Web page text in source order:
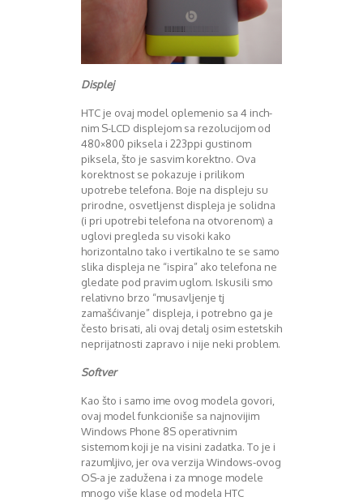
Novembar 2016
Februar 2017
Maj 2017
Juli 2017
August 2017
Oktobar 2017
Novembar 2017
Decembar 2017
Juni 2018
August 2018
Oktobar 2018
Novembar 2018
Juni 2019
Juli 2019
Februar 2020
April 2020
Displej
HTC je ovaj model oplemenio sa 4 inch-
nim S-LCD displejom sa rezolucijom od
480×800 piksela i 223ppi gustinom
piksela, što je sasvim korektno. Ova
korektnost se pokazuje i prilikom
upotrebe telefona. Boje na displeju su
prirodne, osvetljenst displeja je solidna
(i pri upotrebi telefona na otvorenom) a
uglovi pregleda su visoki kako
horizontalno tako i vertikalno te se samo
slika displeja ne “ispira” ako telefona ne
gledate pod pravim uglom. Iskusili smo
relativno brzo “musavljenje tj
zamašćivanje” displeja, i potrebno ga je
često brisati, ali ovaj detalj osim estetskih
neprijatnosti zapravo i nije neki problem.
Softver
Kao što i samo ime ovog modela govori,
ovaj model funkcioniše sa najnovijim
Windows Phone 8S operativnim
sistemom koji je na visini zadatka. To je i
razumljivo, jer ova verzija Windows-ovog
OS-a je zadužena i za mnoge modele
mnogo više klase od modela HTC